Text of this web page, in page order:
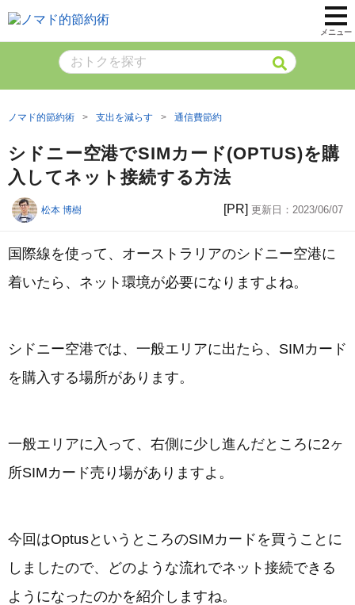
メニュー
ノマド的節約術 支出を減らす 通信費節約
シドニー空港でSIMカード(OPTUS)を購
入してネット接続する方法
松本 博樹 [PR] 更新日： 2023/06/07
国際線を使って、オーストラリアのシドニー空港に
着いたら、ネット環境が必要になりますよね。
シドニー空港では、一般エリアに出たら、SIMカード
を購入する場所があります。
一般エリアに入って、右側に少し進んだところに2ヶ
所SIMカード売り場がありますよ。
今回はOptusというところのSIMカードを買うことに
しましたので、どのような流れでネット接続できる
ようになったのかを紹介しますね。